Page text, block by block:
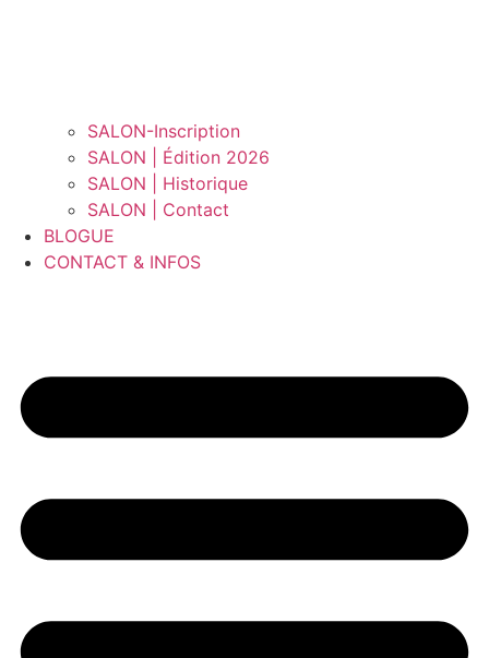
SALON-Inscription
SALON | Édition 2026
SALON | Historique
SALON | Contact
BLOGUE
CONTACT & INFOS